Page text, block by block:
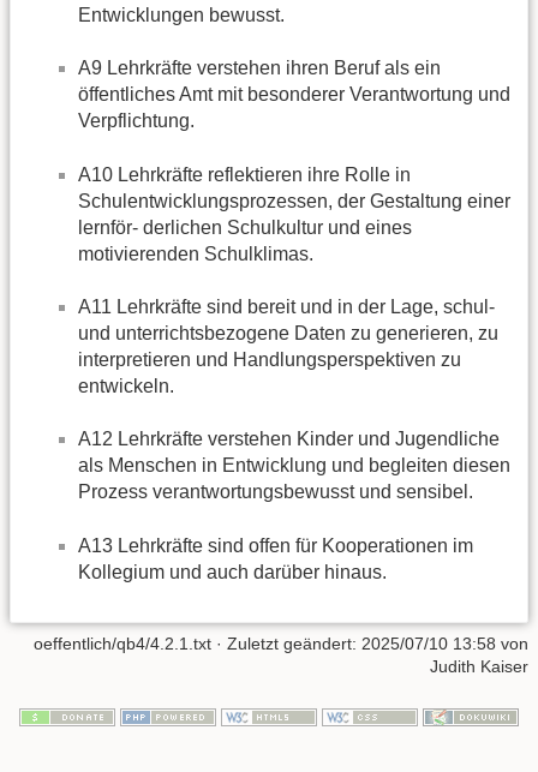
Entwicklungen bewusst.
A9 Lehrkräfte verstehen ihren Beruf als ein
öffentliches Amt mit besonderer Verantwortung und
Verpflichtung.
A10 Lehrkräfte reflektieren ihre Rolle in
Schulentwicklungsprozessen, der Gestaltung einer
lernför- derlichen Schulkultur und eines
motivierenden Schulklimas.
A11 Lehrkräfte sind bereit und in der Lage, schul-
und unterrichtsbezogene Daten zu generieren, zu
interpretieren und Handlungsperspektiven zu
entwickeln.
A12 Lehrkräfte verstehen Kinder und Jugendliche
als Menschen in Entwicklung und begleiten diesen
Prozess verantwortungsbewusst und sensibel.
A13 Lehrkräfte sind offen für Kooperationen im
Kollegium und auch darüber hinaus.
oeffentlich/qb4/4.2.1.txt · Zuletzt geändert: 2025/07/10 13:58 von
Judith Kaiser